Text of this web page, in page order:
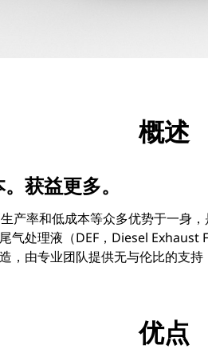
展示
概述
获益更多。
产率和低成本等众多优势于一身
气处理液（DEF，Diesel
，由专业团队提供无与伦比的支持
优点